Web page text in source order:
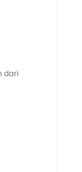
dari